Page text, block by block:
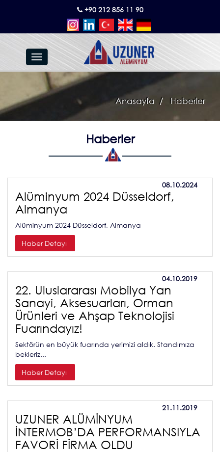
+90 212 856 11 90
Toggle
navigation
Anasayfa Haberler
Haberler
08.10.2024
Alüminyum 2024 Düsseldorf,
Almanya
Alüminyum 2024 Düsseldorf, Almanya
Haber Detayı
04.10.2019
22. Uluslararası Mobilya Yan
Sanayi, Aksesuarları, Orman
Ürünleri ve Ahşap Teknolojisi
Fuarındayız!
Sektörün en büyük fuarında yerimizi aldık. Standımıza
bekleriz...
Haber Detayı
21.11.2019
UZUNER ALÜMİNYUM
İNTERMOB’DA PERFORMANSIYLA
FAVORİ FİRMA OLDU